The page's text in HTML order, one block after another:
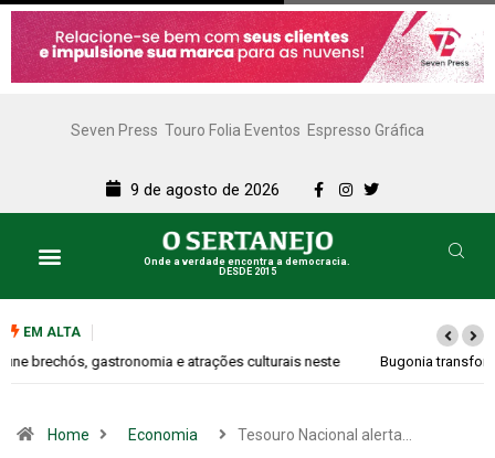
Seven Press Touro Folia Eventos Espresso Gráfica
9 de agosto de 2026
Onde a verdade encontra a democracia.
DESDE 2015
EM ALTA
Bugonia transforma paranoia e conspiração em um suspense imprevisível
Home Economia Tesouro Nacional alerta…